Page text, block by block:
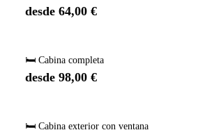
desde 64,00 €
🛏️ Cabina completa
desde 98,00 €
🛏️ Cabina exterior con ventana